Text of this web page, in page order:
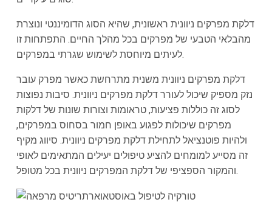
דלקת מפרקים ניוונית ראשונית, שהיא הסוג הדומיננטי ונוצרת
מהבלאי הטבעי של מפרקים בכל מהלך החיים. התפתחות זו
לעיתים מיוחסת לשימוש שגרתי במפרקים.
דלקת מפרקים ניוונית משנית מתרחשת כאשר מפרק עובר
נזק מספיק שיכול לעורר דלקת מפרקים ניוונית. סיבות נפוצות
לסוג זה כוללות פציעות, טראומות וצורות שונות של דלקות
מפרקים שיכולות לפגוע באופן חמור בסחוס במפרקים,
ולהיות פוטנציאל לתחילת דלקת מפרקים ניוונית. סיווג מקיף
זה מסייע למומחים להציע טיפולים יעילים המתאימים לאופי
והמקור הספציפי של דלקת המפרקים ניוונית בכל מטופל.